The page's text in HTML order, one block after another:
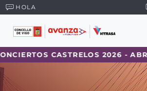
HOLA
CASTRELOS 2026 - ABRAHAM